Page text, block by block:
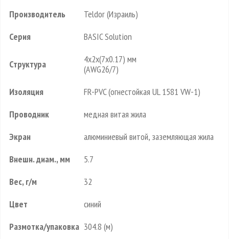
Производитель
Teldor (Израиль)
Серия
BASIC Solution
Структура
4х2х(7x0.17) мм
(AWG26/7)
Изоляция
FR-PVC (огнестойкая UL 1581 VW-1)
Проводник
медная витая жила
Экран
алюминиевый витой, заземляющая жила
Внешн. диам., мм
5.7
Вес, г/м
32
Цвет
синий
Размотка/упаковка 304.8 (м)